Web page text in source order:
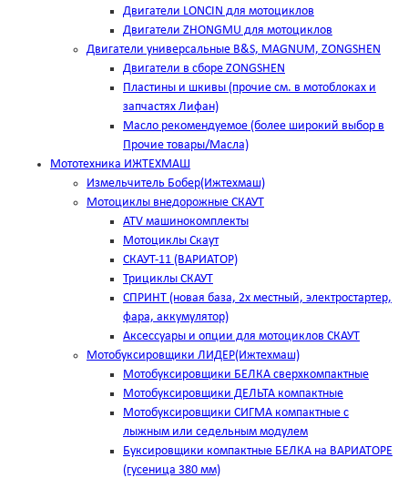
Двигатели LONCIN для мотоциклов
Двигатели ZHONGMU для мотоциклов
Двигатели универсальные B&S, MAGNUM, ZONGSHEN
Двигатели в сборе ZONGSHEN
Пластины и шкивы (прочие см. в мотоблоках и
запчастях Лифан)
Масло рекомендуемое (более широкий выбор в
Прочие товары/Масла)
Мототехника ИЖТЕХМАШ
Измельчитель Бобер(Ижтехмаш)
Мотоциклы внедорожные СКАУТ
ATV машинокомплекты
Мотоциклы Скаут
СКАУТ-11 (ВАРИАТОР)
Трициклы СКАУТ
СПРИНТ (новая база, 2х местный, электростартер,
фара, аккумулятор)
Аксессуары и опции для мотоциклов СКАУТ
Мотобуксировщики ЛИДЕР(Ижтехмаш)
Мотобуксировщики БЕЛКА сверхкомпактные
Мотобуксировщики ДЕЛЬТА компактные
Мотобуксировщики СИГМА компактные с
лыжным или седельным модулем
Буксировщики компактные БЕЛКА на ВАРИАТОРЕ
(гусеница 380 мм)